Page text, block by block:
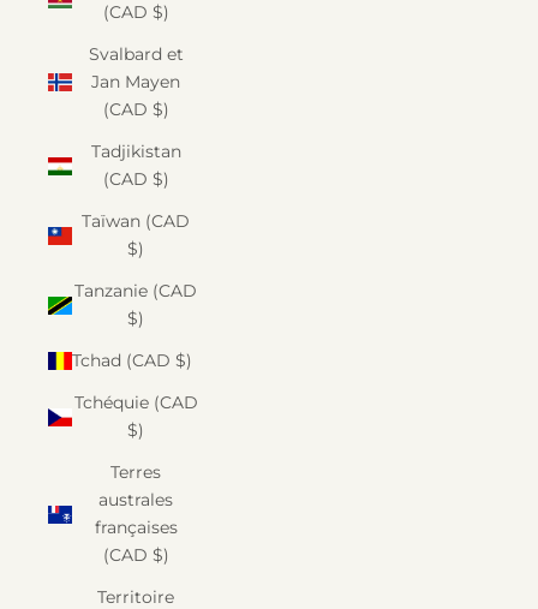
(CAD $)
Svalbard et
Jan Mayen
(CAD $)
Tadjikistan
(CAD $)
Taïwan (CAD
$)
Tanzanie (CAD
$)
Tchad (CAD $)
Tchéquie (CAD
$)
Terres
australes
françaises
(CAD $)
Territoire